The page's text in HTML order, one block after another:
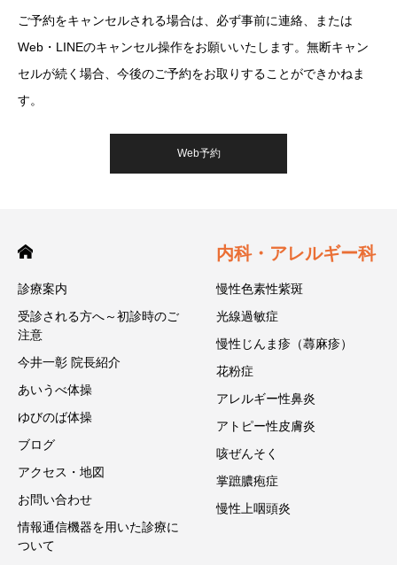
ご予約をキャンセルされる場合は、必ず事前に連絡、または
Web・LINEのキャンセル操作をお願いいたします。無断キャン
セルが続く場合、今後のご予約をお取りすることができかねま
す。
Web予約
診療案内
受診される方へ～初診時のご
注意
今井一彰 院長紹介
あいうべ体操
ゆびのば体操
ブログ
アクセス・地図
お問い合わせ
情報通信機器を用いた診療に
ついて
内科・アレルギー科
慢性色素性紫斑
光線過敏症
慢性じんま疹（蕁麻疹）
花粉症
アレルギー性鼻炎
アトピー性皮膚炎
咳ぜんそく
掌蹠膿疱症
慢性上咽頭炎